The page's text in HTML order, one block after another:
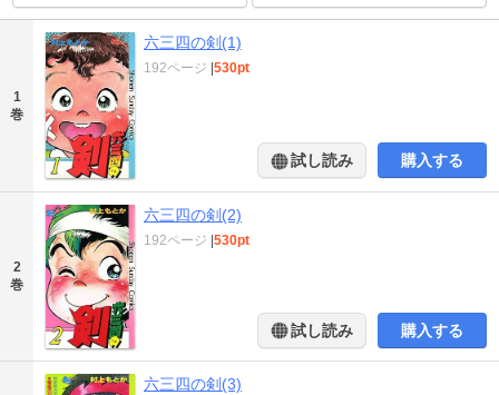
1
巻
六三四の剣(1)
192ページ |530pt
試し読み 購入する
2
巻
六三四の剣(2)
192ページ |530pt
試し読み 購入する
六三四の剣(3)